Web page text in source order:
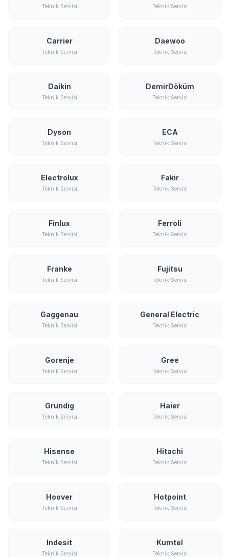
Teknik Servisi Teknik Servisi
Carrier
Teknik Servisi
Daewoo
Teknik Servisi
Daikin
Teknik Servisi
DemirDöküm
Teknik Servisi
Dyson
Teknik Servisi
ECA
Teknik Servisi
Electrolux
Teknik Servisi
Fakir
Teknik Servisi
Finlux
Teknik Servisi
Ferroli
Teknik Servisi
Franke
Teknik Servisi
Fujitsu
Teknik Servisi
Gaggenau
Teknik Servisi
General Electric
Teknik Servisi
Gorenje
Teknik Servisi
Gree
Teknik Servisi
Grundig
Teknik Servisi
Haier
Teknik Servisi
Hisense
Teknik Servisi
Hitachi
Teknik Servisi
Hoover
Teknik Servisi
Hotpoint
Teknik Servisi
Indesit
Teknik Servisi
Kumtel
Teknik Servisi